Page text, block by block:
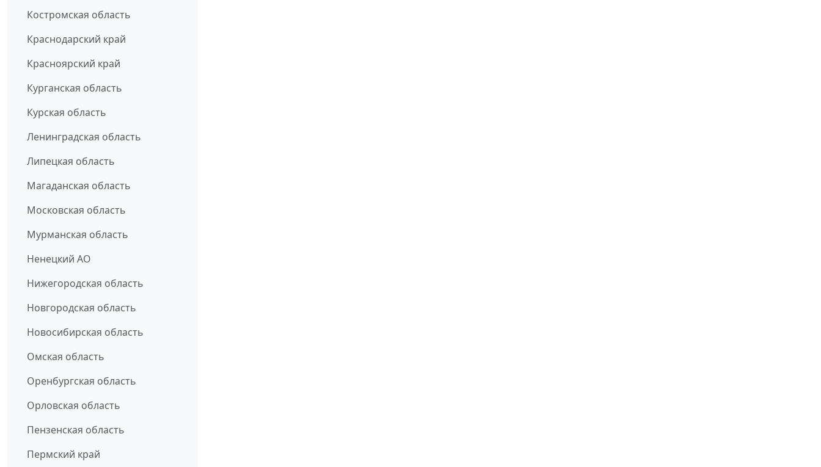
Костромская область
Краснодарский край
Красноярский край
Курганская область
Курская область
Ленинградская область
Липецкая область
Магаданская область
Московская область
Мурманская область
Ненецкий АО
Нижегородская область
Новгородская область
Новосибирская область
Омская область
Оренбургская область
Орловская область
Пензенская область
Пермский край